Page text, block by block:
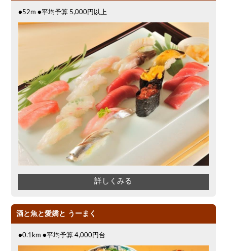
●52m ●平均予算 5,000円以上
詳しくみる
酒と魚と愛嬌と うーまく
●0.1km ●平均予算 4,000円台